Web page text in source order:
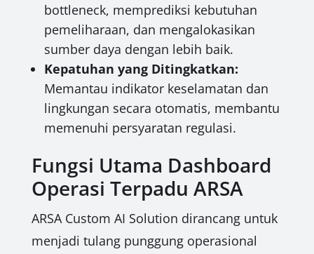
bottleneck, memprediksi kebutuhan
pemeliharaan, dan mengalokasikan
sumber daya dengan lebih baik.
Kepatuhan yang Ditingkatkan:
Memantau indikator keselamatan dan
lingkungan secara otomatis, membantu
memenuhi persyaratan regulasi.
Fungsi Utama Dashboard
Operasi Terpadu ARSA
ARSA Custom AI Solution dirancang untuk
menjadi tulang punggung operasional